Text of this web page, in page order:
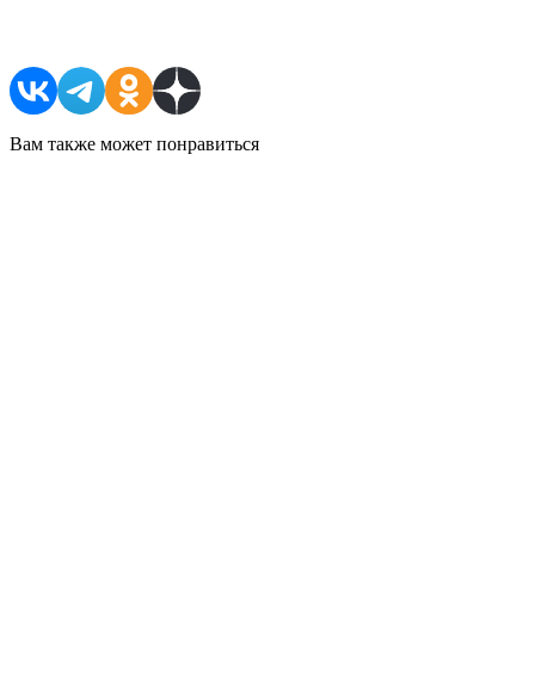
Вам также может понравиться